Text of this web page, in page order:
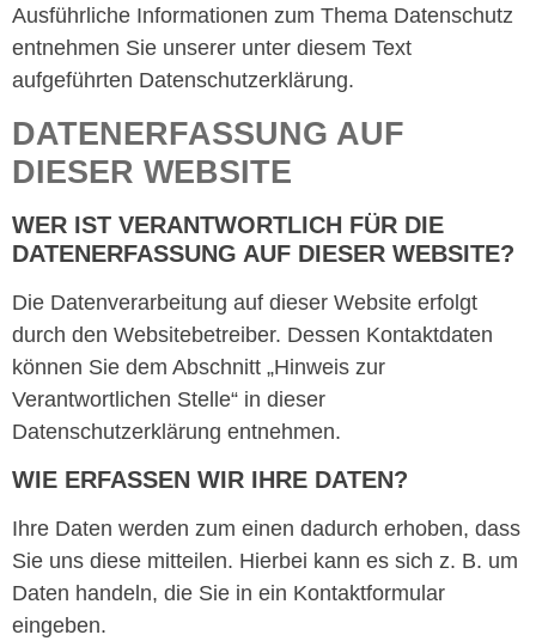
Ausführliche Informationen zum Thema Datenschutz
entnehmen Sie unserer unter diesem Text
aufgeführten Datenschutzerklärung.
DATENERFASSUNG AUF
DIESER WEBSITE
WER IST VERANTWORTLICH FÜR DIE
DATENERFASSUNG AUF DIESER WEBSITE?
Die Datenverarbeitung auf dieser Website erfolgt
durch den Websitebetreiber. Dessen Kontaktdaten
können Sie dem Abschnitt „Hinweis zur
Verantwortlichen Stelle“ in dieser
Datenschutzerklärung entnehmen.
WIE ERFASSEN WIR IHRE DATEN?
Ihre Daten werden zum einen dadurch erhoben, dass
Sie uns diese mitteilen. Hierbei kann es sich z. B. um
Daten handeln, die Sie in ein Kontaktformular
eingeben.